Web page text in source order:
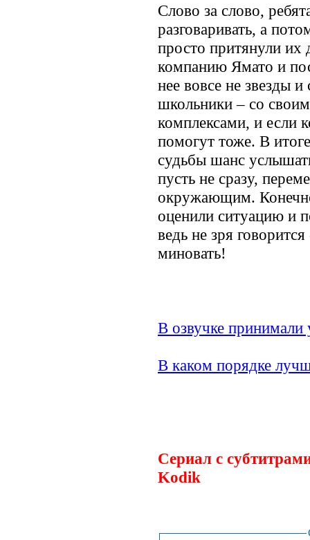
Слово за слово,
разговаривать, а
просто притянули
компанию Ямато и
нее вовсе не звезды
школьники – со
комплексами, и если
помогут тоже. В
судьбы шанс
пусть не сразу,
окружающим.
оценили ситуацию и
ведь не зря
миновать!
В озвучке принимали
В каком порядке
Сериал с
Kodik